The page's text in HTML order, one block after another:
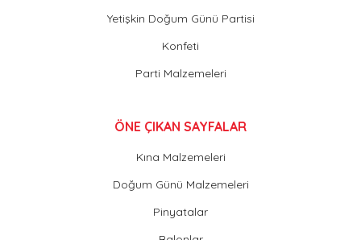
Yetişkin Doğum Günü Partisi
Konfeti
Parti Malzemeleri
ÖNE ÇIKAN SAYFALAR
Kına Malzemeleri
Doğum Günü Malzemeleri
Pinyatalar